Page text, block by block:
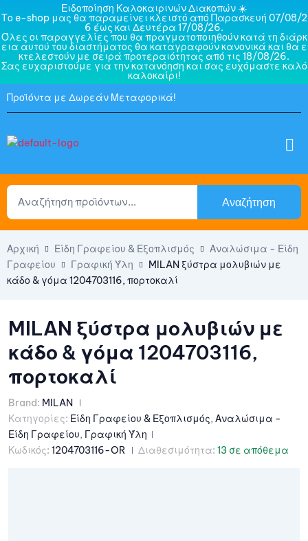
Ειδοποίηση Καλοκαιρινών Διακοπών ☀️
Το e-shop μας θα παραμείνει κλειστό από Παρασκευή 07/08/2
6 έως και Δευτέρα 17/08/26.
Όλες οι παραγγελίες που θα πραγματοποιηθούν κατά τη διάρκ
εια αυτού του διαστήματος θα καταγραφούν κανονικά και θα ε
κτελεστούν με σειρά προτεραιότητας από τις 18/08/26.
Σας ευχαριστούμε για την κατανόηση και σας ευχόμαστε καλό
καλοκαίρι!
Προϊόντα με Δωρεάν Μεταφορικά!
Αναζήτηση
Αρχική Είδη Γραφείου & Εξοπλισμός
Αναλώσιμα - Είδη
Γραφείου
Γραφική Ύλη
MILAN ξύστρα μολυβιών με
κάδο & γόμα 1204703116, πορτοκαλί
MILAN ξύστρα μολυβιών με
κάδο & γόμα 1204703116,
πορτοκαλί
Brand: MILAN
Κατηγορίες: Είδη Γραφείου & Εξοπλισμός, Αναλώσιμα -
Είδη Γραφείου, Γραφική Ύλη
Κωδικός: 1204703116-OR Διαθεσιμότητα: 13 σε απόθεμα